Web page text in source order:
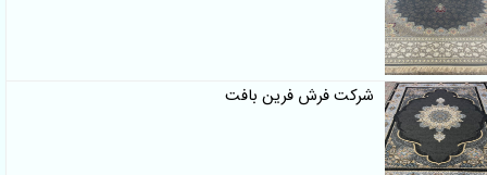
شرکت فرش فرین بافت